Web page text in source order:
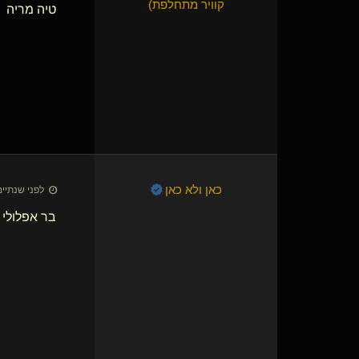
קוויר מתחלפת) טיה מריה
כאן ולא כאן לפני שנתיים • 28
בר אפלולי